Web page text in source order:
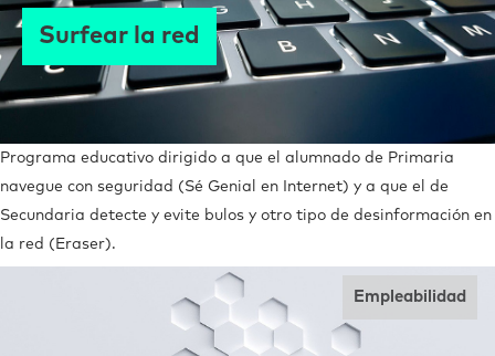
Surfear la red
Programa educativo dirigido a que el alumnado de Primaria
navegue con seguridad (Sé Genial en Internet) y a que el de
Secundaria detecte y evite bulos y otro tipo de desinformación en
la red (Eraser).
Empleabilidad